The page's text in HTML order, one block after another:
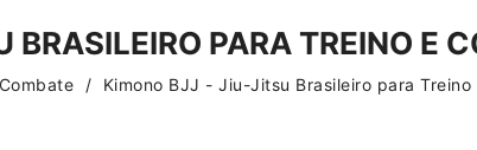
PARA TREINO E
Kimono BJJ - Jiu-Jitsu Brasileiro para Treino